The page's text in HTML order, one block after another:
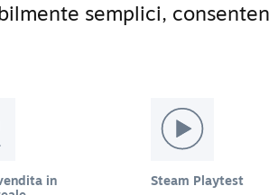
semplici,
in
Steam Playtest